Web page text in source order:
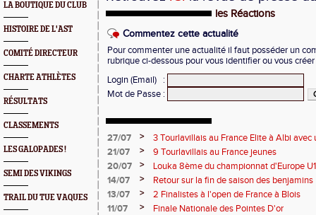
LA BOUTIQUE DU CLUB
HISTOIRE DE L'AST
COMITÉ DIRECTEUR
CHARTE ATHLÈTES
RÉSULTATS
CLASSEMENTS
LES GALOPADES !
SEMI DES VIKINGS
TRAIL DU TUE VAQUES
les Réactions
Commentez cette actualité
Pour commenter une actualité il faut posséder un
rubrique ci-dessous pour vous identifier ou vous
Login (Email)
:
Mot de Passe :
27/07 >
3 Tourlavillais au France Elite à Albi
Juliette
21/07 >
9 Tourlavillais au France jeunes
20/07
>
Louka 8ème du championnat d'Europe
14/07
>
Retour sur la fin de saison des benjamins
13/07
>
2 Finalistes à l'open de France à Blois
11/07
>
Finale Nationale des Pointes D'or